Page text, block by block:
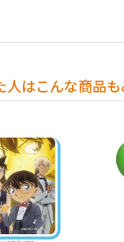
人はこんな商品